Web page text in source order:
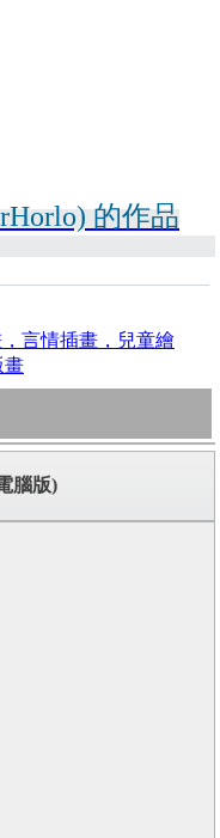
的作品
言情插畫，兒童繪
畫
腦版)